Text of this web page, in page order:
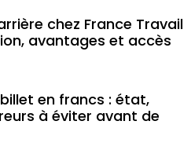
chez France Travail
avantages et accès
billet en francs : état,
à éviter avant de